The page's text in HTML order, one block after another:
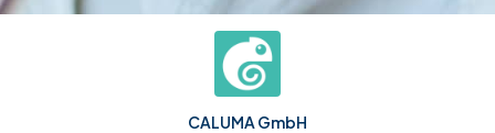
CALUMA GmbH